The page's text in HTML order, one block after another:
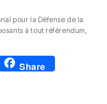
pour la Défense de la
à tout référendum,
Share